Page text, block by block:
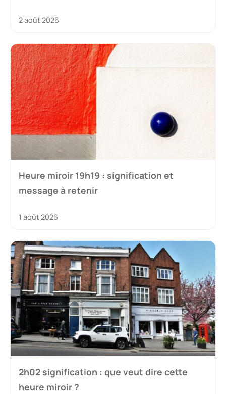
2 août 2026
Heure miroir 19h19 : signification et
message à retenir
1 août 2026
2h02 signification : que veut dire cette
heure miroir ?